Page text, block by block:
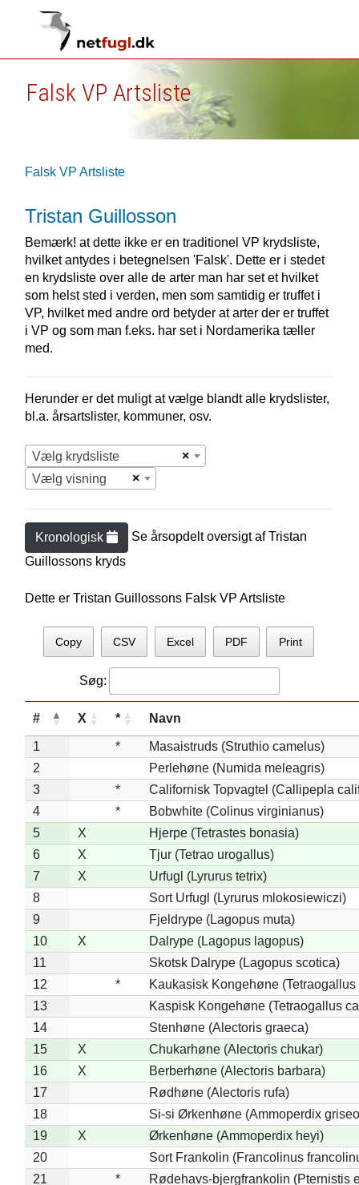
Falsk VP Artsliste
Falsk VP Artsliste
Tristan Guillosson
Bemærk! at dette ikke er en traditionel VP krydsliste,
hvilket antydes i betegnelsen 'Falsk'. Dette er i stedet
en krydsliste over alle de arter man har set et hvilket
som helst sted i verden, men som samtidig er truffet i
VP, hvilket med andre ord betyder at arter der er truffet
i VP og som man f.eks. har set i Nordamerika tæller
med.
Herunder er det muligt at vælge blandt alle krydslister,
bl.a. årsartslister, kommuner, osv.
×
Vælg krydsliste
×
Vælg visning
Kronologisk Se årsopdelt oversigt afTristan
Guillossons kryds
Dette er Tristan Guillossons Falsk VP Artsliste
Copy CSV Excel PDF Print
Søg:
# X * Navn
1 *
Masaistruds (Struthio camelus)
2
Perlehøne (Numida meleagris)
3
*
Californisk Topvagtel (Callipepla
4
*
Bobwhite (Colinus virginianus)
5
X
Hjerpe (Tetrastes bonasia)
6
X
Tjur (Tetrao urogallus)
7
X
Urfugl (Lyrurus tetrix)
8
Sort Urfugl (Lyrurus mlokosiewiczi)
9
Fjeldrype (Lagopus muta)
10
X
Dalrype (Lagopus lagopus)
11
Skotsk Dalrype (Lagopus scotica)
12
*
Kaukasisk Kongehøne
13
Kaspisk Kongehøne (Tetraogallus
14
Stenhøne (Alectoris graeca)
15
X
Chukarhøne (Alectoris chukar)
16
X
Berberhøne (Alectoris barbara)
17
Rødhøne (Alectoris rufa)
18
Si-si Ørkenhøne (Ammoperdix
19
X
Ørkenhøne (Ammoperdix heyi)
20
Sort Frankolin (Francolinus
21
*
Rødehavs-bjergfrankolin (Pternistis